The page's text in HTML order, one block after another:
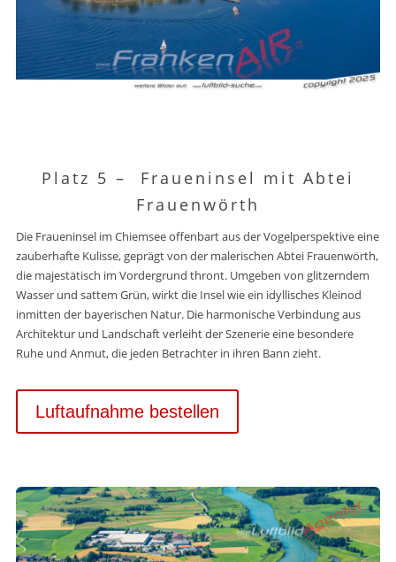
Platz 5 – Fraueninsel mit Abtei
Frauenwörth
Die Fraueninsel im Chiemsee offenbart aus der Vogelperspektive eine
zauberhafte Kulisse, geprägt von der malerischen Abtei Frauenwörth,
die majestätisch im Vordergrund thront. Umgeben von glitzerndem
Wasser und sattem Grün, wirkt die Insel wie ein idyllisches Kleinod
inmitten der bayerischen Natur. Die harmonische Verbindung aus
Architektur und Landschaft verleiht der Szenerie eine besondere
Ruhe und Anmut, die jeden Betrachter in ihren Bann zieht.
Luftaufnahme bestellen